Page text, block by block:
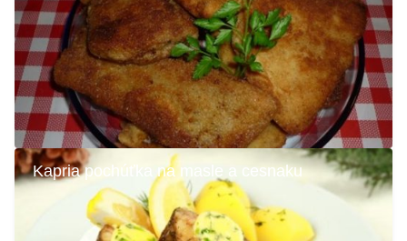
Kapria pochúťka na masle a cesnaku